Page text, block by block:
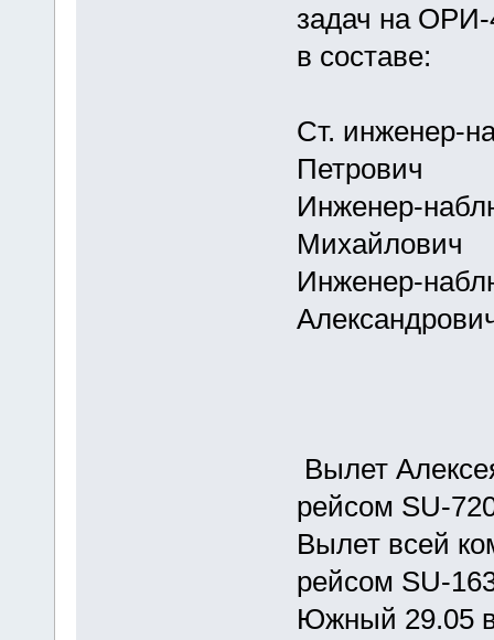
задач на ОРИ-
в составе:
Ст. инженер-
Петрович
Инженер-
Михайлович
Инженер-
Вылет
рейсом SU-
Вылет всей
рейсом SU-
Южный 29.05